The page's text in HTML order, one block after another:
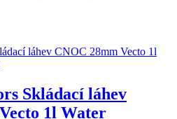
Skládací láhev
1l Water